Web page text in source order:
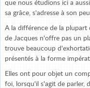
que nous étudions ici a
sa grâce, s'adresse à son
A la différence de la plupart
de Jacques n'offre pas un
trouve beaucoup
présentés à la forme
Elles ont pour objet un
foi, lorsqu'il s'agit de parler,